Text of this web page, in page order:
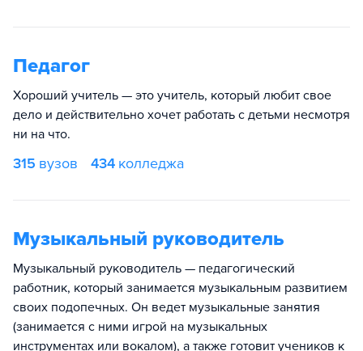
Педагог
Хороший учитель — это учитель, который любит свое
дело и действительно хочет работать с детьми несмотря
ни на что.
315 вузов 434 колледжа
Музыкальный руководитель
Музыкальный руководитель — педагогический
работник, который занимается музыкальным развитием
своих подопечных. Он ведет музыкальные занятия
(занимается с ними игрой на музыкальных
инструментах или вокалом), а также готовит учеников к